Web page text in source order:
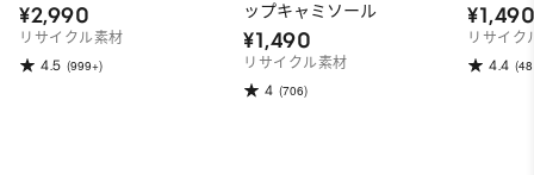
¥2,990
リサイクル素材
4.5 (999+)
ップキャミソール
¥1,490
リサイクル素材
4 (706)
リサイク
4.4